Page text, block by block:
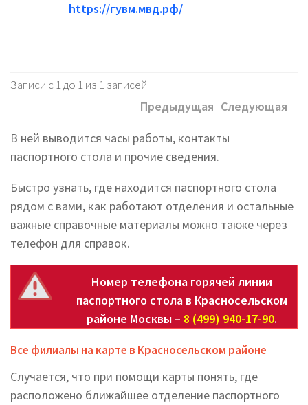
https://гувм.мвд.рф/
Записи с 1 до 1 из 1 записей
Предыдущая Следующая
В ней выводится часы работы, контакты
паспортного стола и прочие сведения.
Быстро узнать, где находится паспортного стола
рядом с вами, как работают отделения и остальные
важные справочные материалы можно также через
телефон для справок.
Номер телефона горячей линии
паспортного стола в Красносельском
районе Москвы – 8 (499) 940-17-90.
Все филиалы на карте в Красносельском районе
Случается, что при помощи карты понять, где
расположено ближайшее отделение паспортного